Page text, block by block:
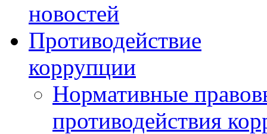
новостей
Противодействие
коррупции
Нормативные
противодействия